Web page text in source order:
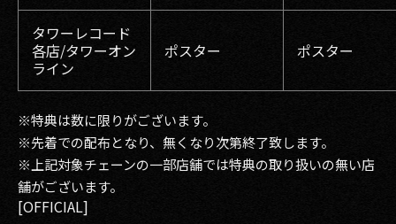
タワーレコード
各店/タワーオン
ライン
ポスター ポスター
※特典は数に限りがございます。
※先着での配布となり、無くなり次第終了致します。
※上記対象チェーンの一部店舗では特典の取り扱いの無い店
舗がございます。
[OFFICIAL]